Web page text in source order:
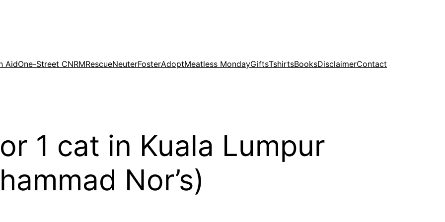
AidOne-Street CNRMRescueNeuterFosterAdoptMeatless MondayGiftsTshirtsBooksDisclaimerContact
1 cat in Kuala Lumpur
Nor’s)